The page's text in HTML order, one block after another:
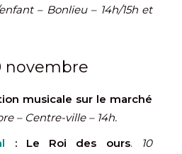
– Bonlieu – 14h/15h et
novembre
musicale sur le marché
– Centre-ville – 14h.
: Le Roi des ours.
10